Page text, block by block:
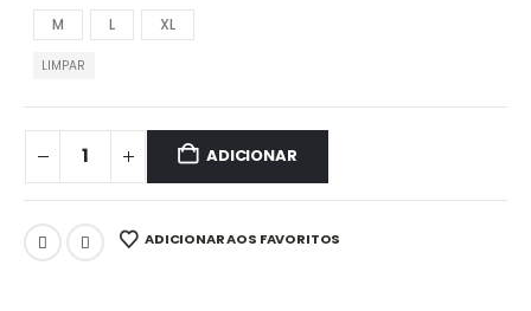
M L XL
LIMPAR
ADICIONAR
ADICIONAR AOS FAVORITOS